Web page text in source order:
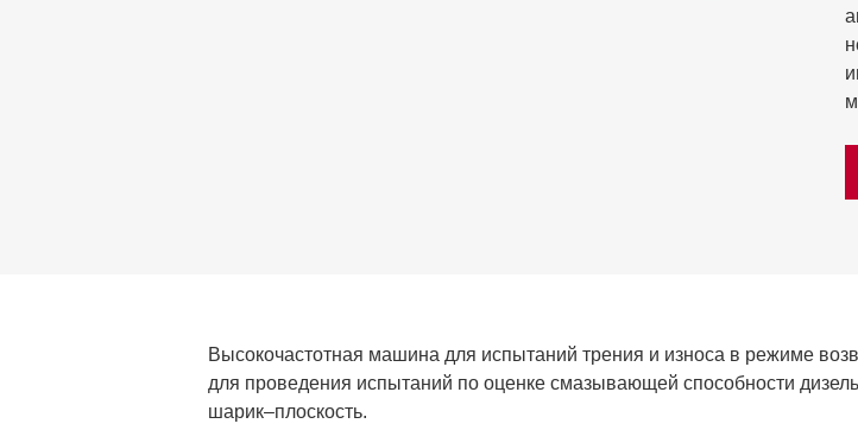
Высокочастотная машина для испытаний трения и износа в режиме
для проведения испытаний по оценке смазывающей способности
шарик–плоскость.